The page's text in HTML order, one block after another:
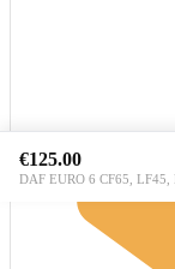
€125.00
DAF EURO 6 CF65,